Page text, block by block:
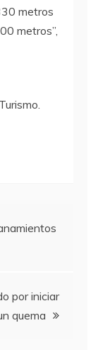
metros
metros”,
por iniciar
quema